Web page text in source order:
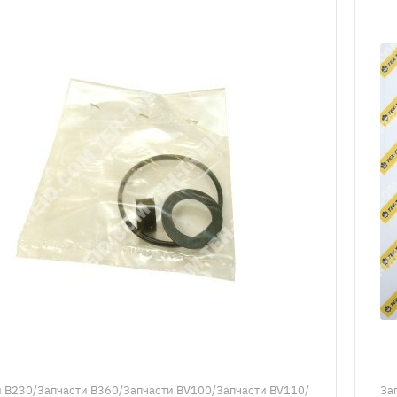
B230/Запчасти B360/Запчасти BV100/Запчасти BV110/